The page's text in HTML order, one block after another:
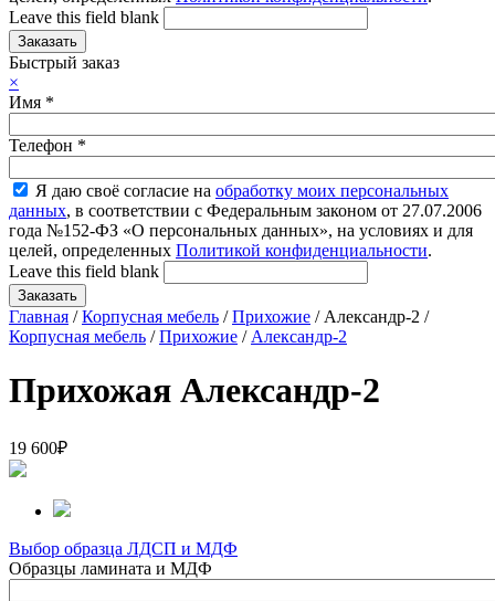
Leave this field blank
Быстрый заказ
×
Имя *
Телефон *
Я даю своё согласие на обработку моих персональных
данных, в соответствии с Федеральным законом от 27.07.2006
года №152-ФЗ «О персональных данных», на условиях и для
целей, определенных Политикой конфиденциальности.
Leave this field blank
Главная /Корпусная мебель /Прихожие / Александр-2 /
Корпусная мебель /Прихожие / Александр-2
Прихожая Александр-2
19 600₽
Выбор образца ЛДСП и МДФ
Образцы ламината и МДФ